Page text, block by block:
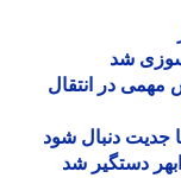
شد
در انتقال
دنبال شود